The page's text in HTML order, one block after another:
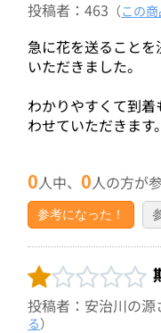
投稿者：463 （この
急に花を送ること
いただきました。
わかりやすくて到
わせていただきます。
0人中、0人の方が
参考になった！
投稿者：安治川の源
る）